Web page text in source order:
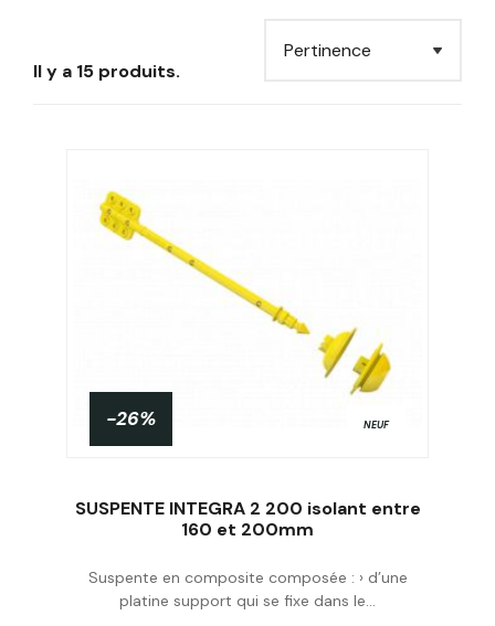
Il y a 15 produits.
Acheter
-26% NEUF
SUSPENTE INTEGRA 2 200 isolant entre
160 et 200mm
Suspente en composite composée : › d’une
platine support qui se fixe dans le...